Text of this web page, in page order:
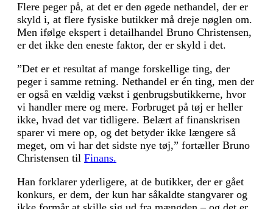
Flere peger på, at det er den øgede nethandel, der er
skyld i, at flere fysiske butikker må dreje nøglen om.
Men ifølge ekspert i detailhandel Bruno Christensen,
er det ikke den eneste faktor, der er skyld i det.
”Det er et resultat af mange forskellige ting, der
peger i samme retning. Nethandel er én ting, men der
er også en vældig vækst i genbrugsbutikkerne, hvor
vi handler mere og mere. Forbruget på tøj er heller
ikke, hvad det var tidligere. Belært af finanskrisen
sparer vi mere op, og det betyder ikke længere så
meget, om vi har det sidste nye tøj,” fortæller Bruno
Christensen til Finans.
Han forklarer yderligere, at de butikker, der er gået
konkurs, er dem, der kun har såkaldte stangvarer og